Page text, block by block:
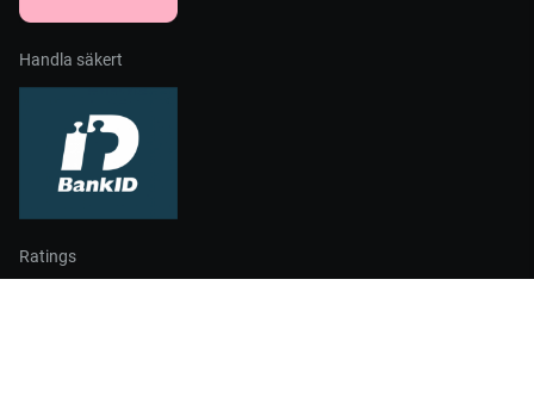
Handla säkert
Ratings